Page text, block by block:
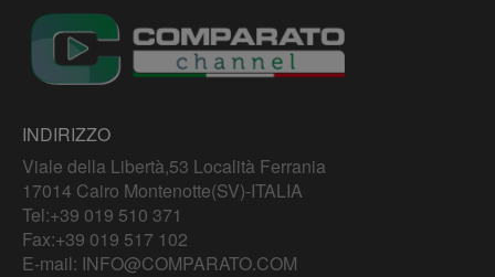
INDIRIZZO
Viale della Libertà,53 Località Ferrania
17014 Cairo Montenotte(SV)-ITALIA
Tel:+39 019 510 371
Fax:+39 019 517 102
E-mail: INFO@COMPARATO.COM